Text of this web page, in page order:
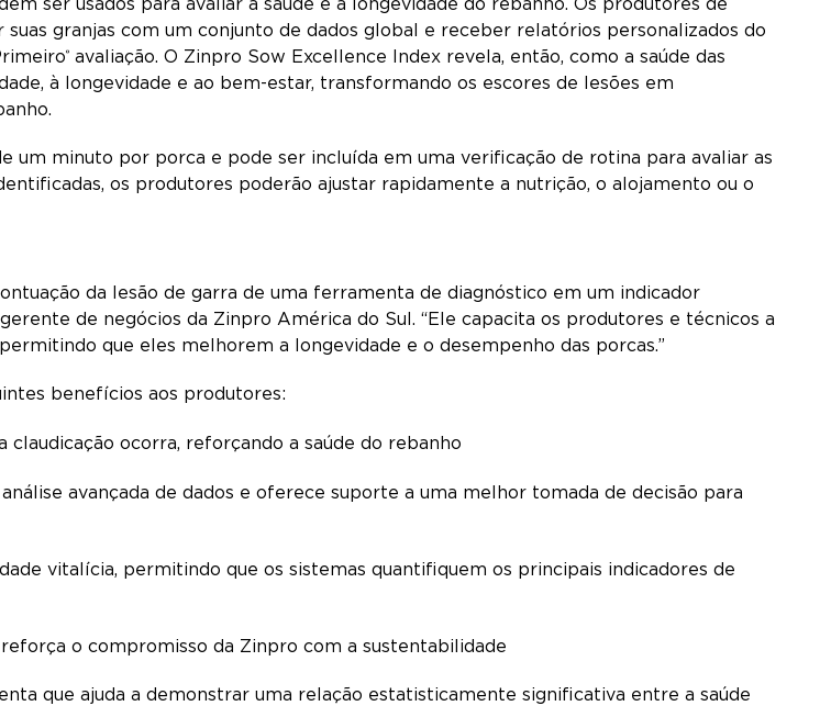
granjas com um conjunto de dados global e receber relatórios personalizados do
® avaliação. O Zinpro Sow Excellence Index revela, então, como a saúde das
à longevidade e ao bem-estar, transformando os escores de lesões em
um minuto por porca e pode ser incluída em uma verificação de rotina para avaliar as
os produtores poderão ajustar rapidamente a nutrição, o alojamento ou o
da lesão de garra de uma ferramenta de diagnóstico em um indicador
de negócios da Zinpro América do Sul. “Ele capacita os produtores e técnicos a
que eles melhorem a longevidade e o desempenho das porcas.”
benefícios aos produtores:
ocorra, reforçando a saúde do rebanho
avançada de dados e oferece suporte a uma melhor tomada de decisão para
vitalícia, permitindo que os sistemas quantifiquem os principais indicadores de
o compromisso da Zinpro com a sustentabilidade
que ajuda a demonstrar uma relação estatisticamente significativa entre a saúde